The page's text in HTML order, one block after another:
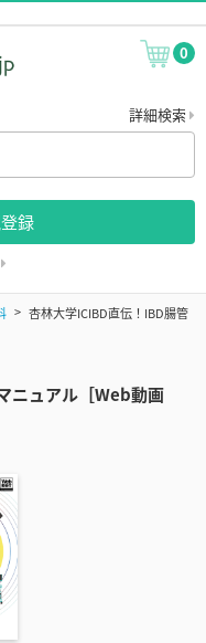
0
詳細検索
録
杏林大学ICIBD直伝！IBD腸管
ニュアル［Web動画